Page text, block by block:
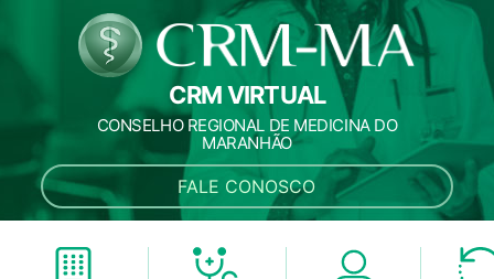
CRM VIRTUAL
CONSELHO REGIONAL DE MEDICINA DO
MARANHÃO
FALE CONOSCO